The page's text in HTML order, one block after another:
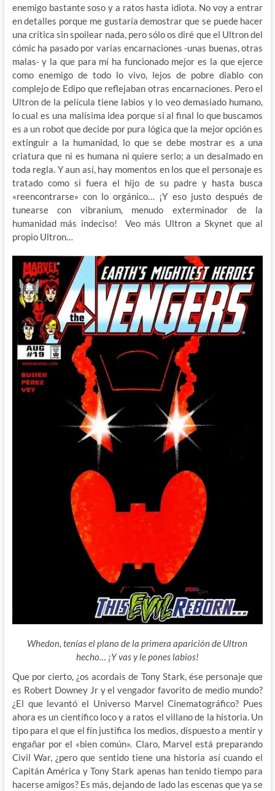
enemigo bastante soso y a ratos hasta idiota. No voy a entrar
en detalles porque me gustaría demostrar que se puede hacer
una crítica sin spoilear nada, pero sólo os diré que el Ultron del
cómic ha pasado por varias encarnaciones -unas buenas, otras
malas- y la que para mí ha funcionado mejor es la que ejerce
como enemigo de todo lo vivo, lejos de pobre diablo con
complejo de Edipo que reflejaban otras encarnaciones. Pero el
Ultron de la película tiene labios y lo veo demasiado humano,
lo cual es una malísima idea porque si al final lo que buscamos
es a un robot que decide por pura lógica que la mejor opción es
extinguir a la humanidad, lo que se debe mostrar es a una
criatura que ni es humana ni quiere serlo; a un desalmado en
toda regla. Y aun así, hay momentos en los que el personaje es
tratado como si fuera el hijo de su padre y hasta busca
«reencontrarse» con lo orgánico… ¡Y eso justo después de
tunearse con vibranium, menudo exterminador de la
humanidad más indeciso! Veo más Ultron a Skynet que al
propio Ultron…
Whedon, tenías el plano de la primera aparición de Ultron
hecho… ¡Y vas y le pones labios!
Que por cierto, ¿os acordais de Tony Stark, ése personaje que
es Robert Downey Jr y el vengador favorito de medio mundo?
¿El que levantó el Universo Marvel Cinematográfico? Pues
ahora es un científico loco y a ratos el villano de la historia. Un
tipo para el que el fín justifica los medios, dispuesto a mentir y
engañar por el «bien común». Claro, Marvel está preparando
Civil War, ¿pero que sentido tiene una historia así cuando el
Capitán América y Tony Stark apenas han tenido tiempo para
hacerse amigos? Es más, dejando de lado las escenas que ya se